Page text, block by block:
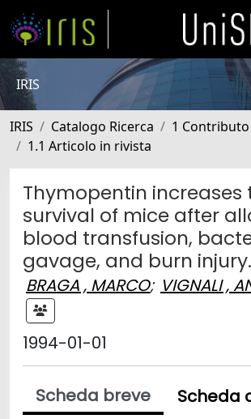
IRIS
IRIS Catalogo Ricerca
1 Contributo
1.1 Articolo in rivista
Thymopentin increases
survival of mice after
blood transfusion,
gavage, and burn injury.
BRAGA , MARCO; VIGNALI ,
1994-01-01
Scheda breve
Scheda